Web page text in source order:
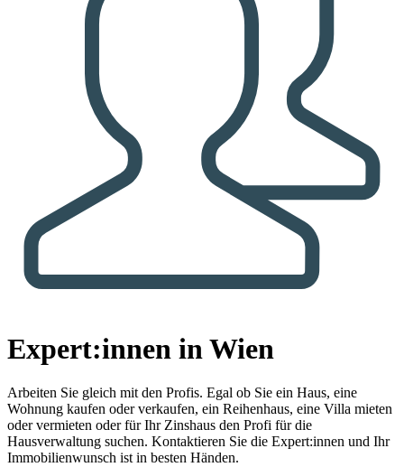
Expert:innen in Wien
Arbeiten Sie gleich mit den Profis. Egal ob Sie ein Haus, eine
Wohnung kaufen oder verkaufen, ein Reihenhaus, eine Villa mieten
oder vermieten oder für Ihr Zinshaus den Profi für die
Hausverwaltung suchen. Kontaktieren Sie die Expert:innen und Ihr
Immobilienwunsch ist in besten Händen.